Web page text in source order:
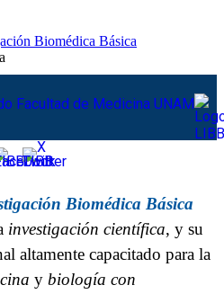
Biomédica Básica
Biomédica Básica
investigación científica, y su
altamente capacitado para la
y biología con